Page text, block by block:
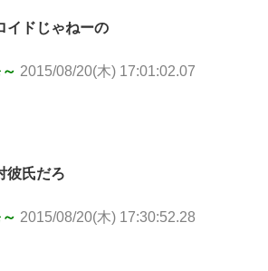
イドじゃねーの
2015/08/20(木) 17:01:02.07
彼氏だろ
2015/08/20(木) 17:30:52.28